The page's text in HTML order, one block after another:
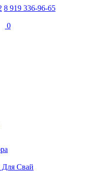
8 919 336-96-65
0
Для Свай